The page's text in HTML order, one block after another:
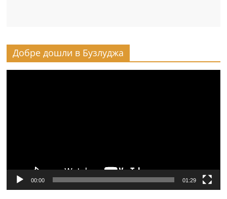
Добре дошли в Бузлуджа
00:00 01:29